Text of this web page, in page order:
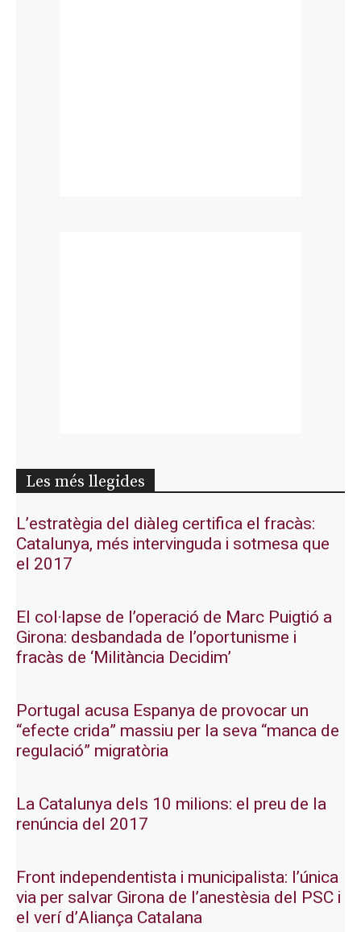
Les més llegides
L’estratègia del diàleg certifica el fracàs:
Catalunya, més intervinguda i sotmesa que
el 2017
El col·lapse de l’operació de Marc Puigtió a
Girona: desbandada de l’oportunisme i
fracàs de ‘Militància Decidim’
Portugal acusa Espanya de provocar un
“efecte crida” massiu per la seva “manca de
regulació” migratòria
La Catalunya dels 10 milions: el preu de la
renúncia del 2017
Front independentista i municipalista: l’única
via per salvar Girona de l’anestèsia del PSC i
el verí d’Aliança Catalana